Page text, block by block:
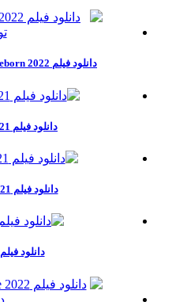
دانلود فیلم Eraser: Reborn 2022 پاک کننده: تولد دوباره
دانلود فیلم The Novice 2021 تازه کار
دانلود فیلم Payback 2021 بازپرداخت
دانلود فیلم Ted K 2021 تد کاف